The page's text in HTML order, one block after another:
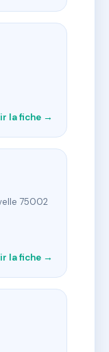
la fiche →
75002
la fiche →